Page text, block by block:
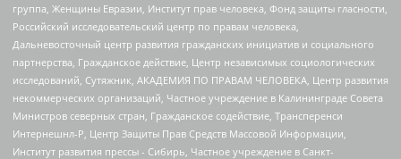
группа, Женщины Евразии, Институт прав человека, Фонд защиты гласности,
Российский исследовательский центр по правам человека,
Дальневосточный центр развития гражданских инициатив и социального
партнерства, Гражданское действие, Центр независимых социологических
исследований, Сутяжник, АКАДЕМИЯ ПО ПРАВАМ ЧЕЛОВЕКА, Центр развития
некоммерческих организаций, Частное учреждение в Калининграде Совета
Министров северных стран, Гражданское содействие, Трансперенси
Интернешнл-Р, Центр Защиты Прав Средств Массовой Информации,
Институт развития прессы - Сибирь, Частное учреждение в Санкт-